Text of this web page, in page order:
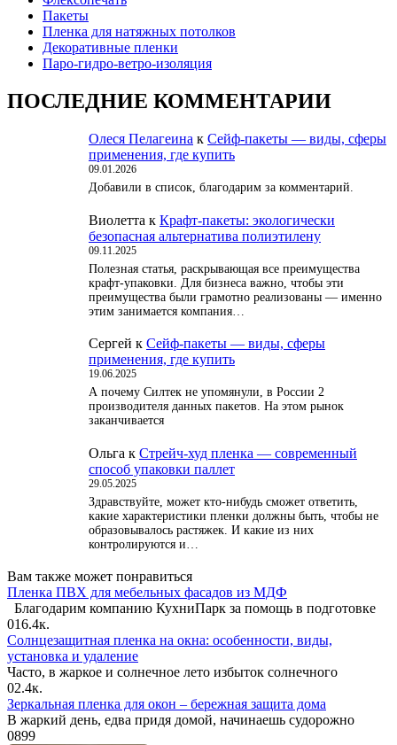
Пакеты
Пленка для натяжных потолков
Декоративные пленки
Паро-гидро-ветро-изоляция
ПОСЛЕДНИЕ КОММЕНТАРИИ
Олеся Пелагеина к Сейф-пакеты — виды, сферы
применения, где купить
09.01.2026
Добавили в список, благодарим за комментарий.
Виолетта к Крафт-пакеты: экологически
безопасная альтернатива полиэтилену
09.11.2025
Полезная статья, раскрывающая все преимущества
крафт-упаковки. Для бизнеса важно, чтобы эти
преимущества были грамотно реализованы — именно
этим занимается компания…
Сергей к Сейф-пакеты — виды, сферы
применения, где купить
19.06.2025
А почему Силтек не упомянули, в России 2
производителя данных пакетов. На этом рынок
заканчивается
Ольга к Стрейч-худ пленка — современный
способ упаковки паллет
29.05.2025
Здравствуйте, может кто-нибудь сможет ответить,
какие характеристики пленки должны быть, чтобы не
образовывалось растяжек. И какие из них
контролируются и…
Вам также может понравиться
Пленка ПВХ для мебельных фасадов из МДФ
Благодарим компанию КухниПарк за помощь в подготовке
016.4к.
Солнцезащитная пленка на окна: особенности, виды,
установка и удаление
Часто, в жаркое и солнечное лето избыток солнечного
02.4к.
Зеркальная пленка для окон – бережная защита дома
В жаркий день, едва придя домой, начинаешь судорожно
0899